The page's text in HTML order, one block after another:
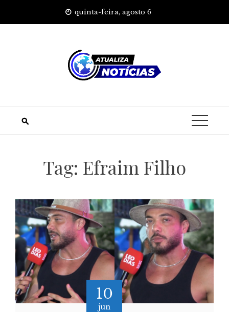
quinta-feira, agosto 6
Tag: Efraim Filho
10
jun